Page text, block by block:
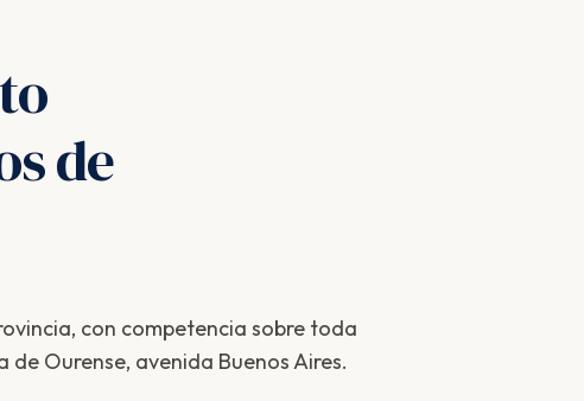
de
con competencia sobre toda
de Ourense, avenida Buenos Aires.